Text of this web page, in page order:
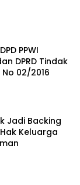
PPWI
DPRD Tindak
02/2016
Jadi Backing
Keluarga